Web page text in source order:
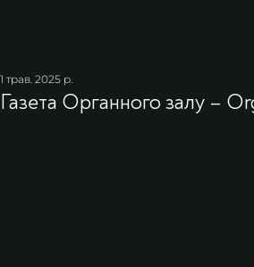
Газета Органного залу –
1 трав. 2025 р.